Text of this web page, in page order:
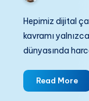
Hepimiz dijital
kavramı
dünyasında
Read More